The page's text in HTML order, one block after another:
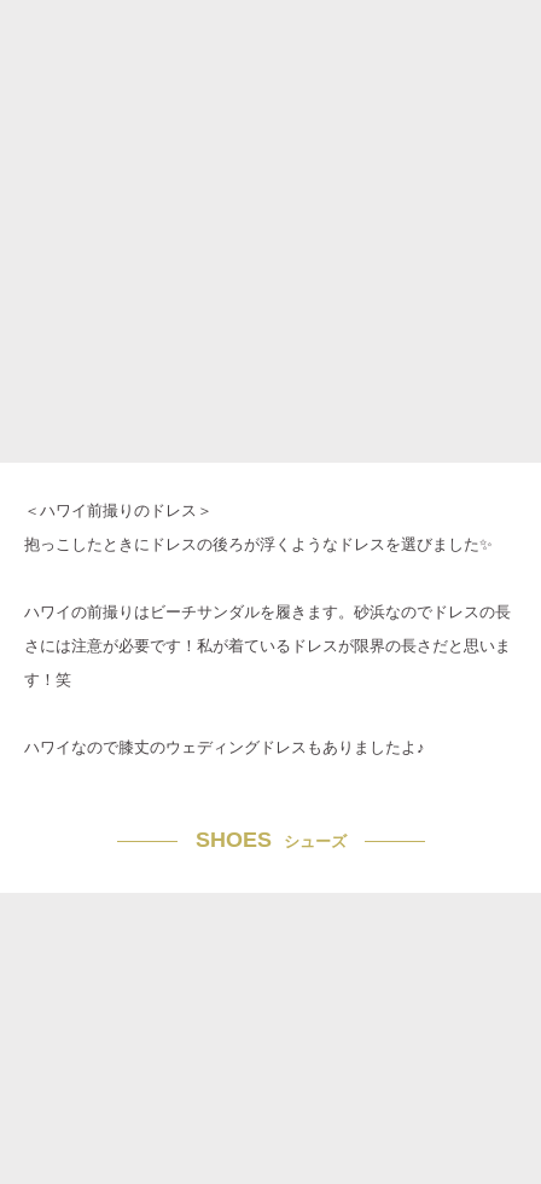
＜ハワイ前撮りのドレス＞
抱っこしたときにドレスの後ろが浮くようなドレスを選びました✨
ハワイの前撮りはビーチサンダルを履きます。砂浜なのでドレスの長
さには注意が必要です！私が着ているドレスが限界の長さだと思いま
す！笑
ハワイなので膝丈のウェディングドレスもありましたよ♪
SHOES シューズ